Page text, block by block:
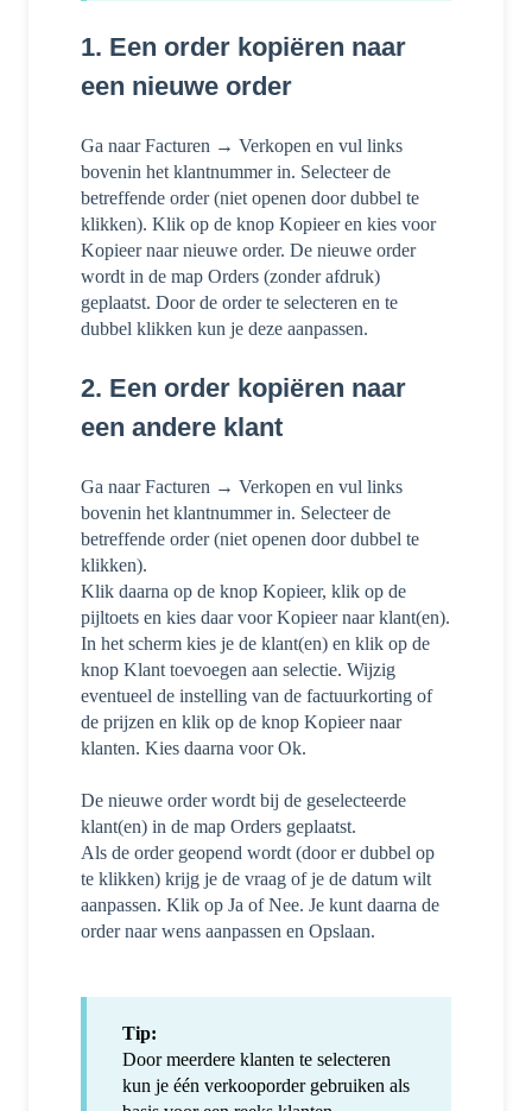
1. Een order kopiëren naar
een nieuwe order
Ga naar Facturen → Verkopen en vul links
bovenin het klantnummer in. Selecteer de
betreffende order (niet openen door dubbel te
klikken). Klik op de knop Kopieer en kies voor
Kopieer naar nieuwe order. De nieuwe order
wordt in de map Orders (zonder afdruk)
geplaatst. Door de order te selecteren en te
dubbel klikken kun je deze aanpassen.
2. Een order kopiëren naar
een andere klant
Ga naar Facturen → Verkopen en vul links
bovenin het klantnummer in. Selecteer de
betreffende order (niet openen door dubbel te
klikken).
Klik daarna op de knop Kopieer, klik op de
pijltoets en kies daar voor Kopieer naar klant(en).
In het scherm kies je de klant(en) en klik op de
knop Klant toevoegen aan selectie. Wijzig
eventueel de instelling van de factuurkorting of
de prijzen en klik op de knop Kopieer naar
klanten. Kies daarna voor Ok.
De nieuwe order wordt bij de geselecteerde
klant(en) in de map Orders geplaatst.
Als de order geopend wordt (door er dubbel op
te klikken) krijg je de vraag of je de datum wilt
aanpassen. Klik op Ja of Nee. Je kunt daarna de
order naar wens aanpassen en Opslaan.
Tip:
Door meerdere klanten te selecteren
kun je één verkooporder gebruiken als